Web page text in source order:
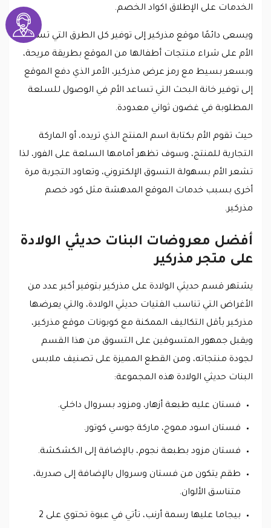
الخدمات على الإطلاق اكواد الخصم.
ويسعى دائمًا موقع مذركير إلى توفير كل الطرق التي تساعد
الأم على شراء منتجات أطفالها من الموقع بطريقة مريحة،
وبسعر بسيط مع رمز عرض مذركير، الأمر الذي دفع الموقع
إلى توفير خانة البحث التي تساعد الأم في الوصول للسلعة
المطلوبة في غضون ثواني معدودة.
حيث تقوم الأم بكتابة اسم المنتج الذي تريده، أو الماركة
التجارية للمنتج، وسوف تظهر أمامها السلعة على الفور، لذا
تشعر الأم بسهولة التسوق الإلكتروني، وتعاود التجربة مرة
أخرى بسبب خدمات الموقع المدهشة مثل كود خصم
مذركير.
أفضل معروضات البنات حديثي الولادة
على متجر مذركير
يشتهر قسم حديثي الولادة على مذركير بتوفير أكبر عدد من
الأغراض التي تناسب الفتيات حديثي الولادة، والتي يعرضها
مذركير بأقل التكاليف الممكنة مع كوبونات موقع مذركير،
ويقبل جمهور المتسوقين على التسوق من هذا القسم
لجودة منتجاته، ومن القطع المميزة على تصنيف ملابس
البنات حديثي الولادة هذه المجموعة:
فستان عليه طبعة أزهار، ومزود بسروال داخلي.
فستان اسود مموج، ماركة جوسي كوتور.
فستان مزود بطبعة نجوم، بالإضافة إلى الكشكشة.
طقم يتكون من فستان وسروال بالإضافة إلى صدرية،
متناسق الألوان.
بيجاما عليها رسمة أرنب، تأتي في عبوة تحتوي على 2